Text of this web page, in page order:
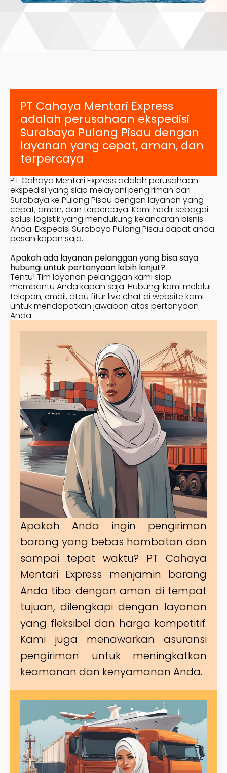
PT Cahaya Mentari Express
adalah perusahaan ekspedisi
Surabaya Pulang Pisau dengan
layanan yang cepat, aman, dan
terpercaya
PT Cahaya Mentari Express adalah perusahaan
ekspedisi yang siap melayani pengiriman dari
Surabaya ke Pulang Pisau dengan layanan yang
cepat, aman, dan terpercaya. Kami hadir sebagai
solusi logistik yang mendukung kelancaran bisnis
Anda. Ekspedisi Surabaya Pulang Pisau dapat anda
pesan kapan saja.
Apakah ada layanan pelanggan yang bisa saya
hubungi untuk pertanyaan lebih lanjut?
Tentu! Tim layanan pelanggan kami siap
membantu Anda kapan saja. Hubungi kami melalui
telepon, email, atau fitur live chat di website kami
untuk mendapatkan jawaban atas pertanyaan
Anda.
Apakah Anda ingin pengiriman
barang yang bebas hambatan dan
sampai tepat waktu? PT Cahaya
Mentari Express menjamin barang
Anda tiba dengan aman di tempat
tujuan, dilengkapi dengan layanan
yang fleksibel dan harga kompetitif.
Kami juga menawarkan asuransi
pengiriman untuk meningkatkan
keamanan dan kenyamanan Anda.